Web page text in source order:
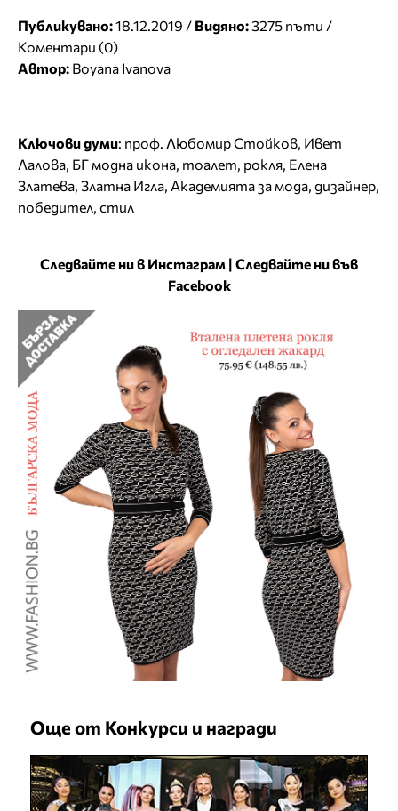
Публикувано:18.12.2019 / Видяно:3275 пъти /
Коментари (0)
Автор: Boyana Ivanova
Ключови думи: проф. Любомир Стойков, Ивет
Лалова, БГ модна икона, тоалет, рокля, Елена
Златева, Златна Игла, Академията за мода, дизайнер,
победител, стил
Следвайте ни в Инстаграм | Следвайте ни във
Facebook
Още от Конкурси и награди